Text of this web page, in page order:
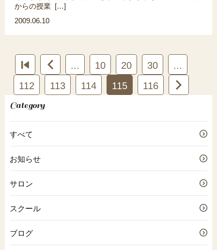
からの授業 […]
2009.06.10
  10 20 30
112 113 114 115 116 
Category
すべて
お知らせ
サロン
スクール
ブログ